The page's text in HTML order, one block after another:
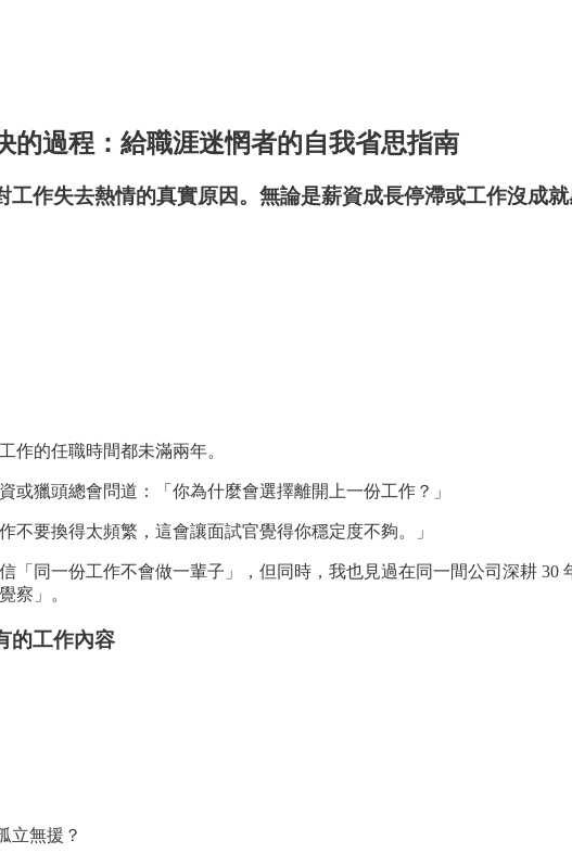
的過程：給職涯迷惘者的自我省思指南
作失去熱情的真實原因。無論是薪資成長停滯或工作沒成
作的任職時間都未滿兩年。
獵頭總會問道：「你為什麼會選擇離開上一份工作？」
要換得太頻繁，這會讓面試官覺得你穩定度不夠。」
「同一份工作不會做一輩子」，但同時，我也見過在同一間公司深耕
察」。
的工作內容
立無援？